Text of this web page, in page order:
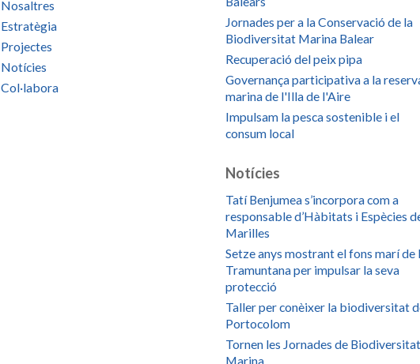
Nosaltres
Estratègia
Projectes
Notícies
Col·labora
Jornades per a la Conservació de la
Biodiversitat Marina Balear
Recuperació del peix pipa
Governança participativa a la
marina de l'Illa de l'Aire
Impulsam la pesca sostenible i el
consum local
Notícies
Tatí Benjumea s’incorpora com a
responsable d’Hàbitats i Espècies
Marilles
Setze anys mostrant el fons marí de
Tramuntana per impulsar la seva
protecció
Taller per conèixer la biodiversitat
Portocolom
Tornen les Jornades de Biodiversitat
Marina